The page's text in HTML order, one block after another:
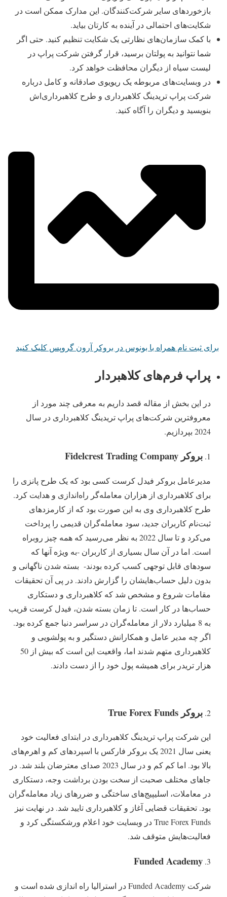
بازخوردهای سایر ‌‌شرکت‌کنندگان. این مدارک ممکن است در
شکایت‌‌های احتمالی در آینده به کارتان بیاید.
با کمک سازمان‌‌های نظارتی یک شکایت تنظیم کنید. حتی اگر
شما نتوانید به پولتان برسید، قرار گرفتن شرکت پراپ در
لیست سیاه از دیگران محافظت خواهد کرد.
در وبسایت‌‌های مربوطه یک ریویوی صادقانه و کامل درباره
شرکت پراپ تریدینگ کلاهبرداری و طرح کلاهبرداری‌اش
بنویسید و دیگران را آگاه کنید.
برای ثبت نام همراه با بونوس در بروکر آرون گروپس کلیک کنید
پراپ فرم‌‌های کلاهبردار
در این بخش از مقاله قصد داریم به معرفی چند مورد از
معروفترین شرکت‌‌های پراپ تریدینگ کلاهبرداری در سال
2024 بپردازیم.
بروکر Fidelcrest Trading Company
مدیرعامل بروکر فیدل کرست کسی بود که یک طرح پانزی را
برای کلاهبرداری از هزاران ‌‌معامله‌گر راه‌اندازی و هدایت کرد.
طرح کلاهبرداری وی به این صورت بود که از کارمزدهای
‌‌ثبت‌نام کاربران جدید، سود ‌‌معامله‌گران قدیمی ‌را پرداخت
می‌کرد و تا سال 2022 به نظر می‌رسید که همه چیز روبراه
است. اما در آن سال بسیاری از کاربران -به ویژه آنها که
سودهای قابل توجهی کسب کرده بودند- بسته شدن ناگهانی و
بدون دلیل حساب‌‌هایشان را گزارش دادند. در پی آن تحقیقات
مقامات شروع و مشخص شد که کلاهبرداری و دستکاری
حساب‌ها در کار است. تا زمان بسته شدن، فیدل کرست قریب
به 8 میلیارد دلار از ‌‌معامله‌گران در سراسر دنیا جمع کرده بود.
اگر چه مدیر عامل و همکارانش دستگیر و به پولشویی و
کلاهبرداری متهم شدند اما، واقعیت این است که بیش از 50
هزار تریدر برای همیشه پول خود را از دست دادند.
بروکر True Forex Funds
این شرکت پراپ تریدینگ کلاهبرداری در ابتدای فعالیت خود
یعنی سال 2021 یک بروکر فارکس با اسپردهای کم و اهرم‌‌های
بالا بود. اما کم کم و در سال 2023 صدای معترضان بلند شد. در
جاهای مختلف صحبت از سخت بودن برداشت وجه، دستکاری
در معاملات، اسلیپیج‌‌های ساختگی و ضررهای زیاد ‌‌معامله‌گران
بود. تحقیقات قضایی آغاز و کلاهبرداری تایید شد. در نهایت نیز
True Forex Funds در وبسایت خود اعلام ورشکستگی کرد و
فعالیت‌‌هایش متوقف شد.
Funded Academy
شرکت Funded Academy در استرالیا راه اندازی شده است و